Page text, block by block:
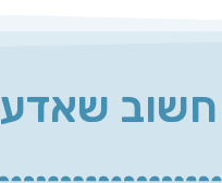
חשוב שאדע